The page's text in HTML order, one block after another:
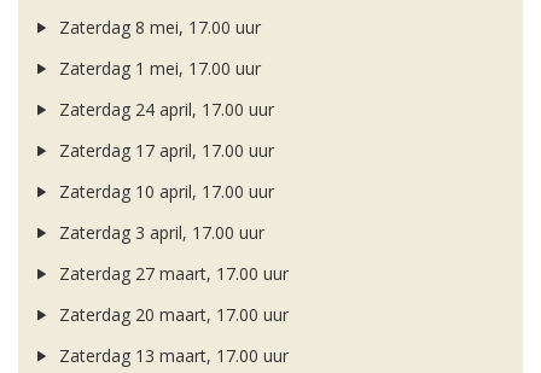
Zaterdag 8 mei, 17.00 uur
Zaterdag 1 mei, 17.00 uur
Zaterdag 24 april, 17.00 uur
Zaterdag 17 april, 17.00 uur
Zaterdag 10 april, 17.00 uur
Zaterdag 3 april, 17.00 uur
Zaterdag 27 maart, 17.00 uur
Zaterdag 20 maart, 17.00 uur
Zaterdag 13 maart, 17.00 uur